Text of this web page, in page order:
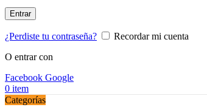
Entrar
¿Perdiste tu contraseña?
Recordar mi cuenta
O entrar con
Facebook Google
0 item
Categorías